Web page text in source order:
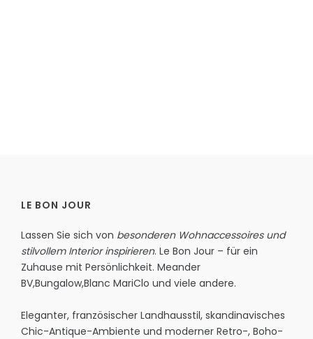
LE BON JOUR
Lassen Sie sich von besonderen Wohnaccessoires und
stilvollem Interior inspirieren. Le Bon Jour – für ein
Zuhause mit Persönlichkeit. Meander
BV,Bungalow,Blanc MariClo und viele andere.
Eleganter, französischer Landhausstil, skandinavisches
Chic-Antique-Ambiente und moderner Retro-, Boho-